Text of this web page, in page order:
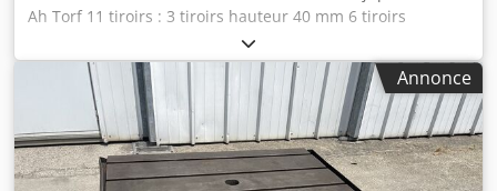
Ah Torf 11 tiroirs : 3 tiroirs hauteur 40 mm 6 tiroirs
hauteur 60 mm 1 tiroir hauteur 150 mm 1 tiroir hauteur 90
mm Dimensions (L x largeur x hauteur) : 910 x 720 x 1110
mm Poids : env. 150 KG
Annonce